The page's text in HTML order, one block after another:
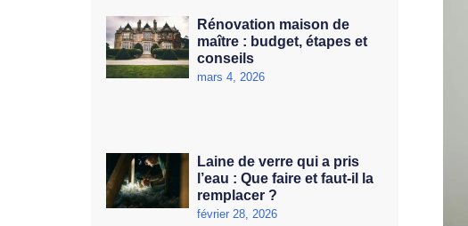
Rénovation maison de
maître : budget, étapes et
conseils
mars 4, 2026
Laine de verre qui a pris
l’eau : Que faire et faut-il la
remplacer ?
février 28, 2026